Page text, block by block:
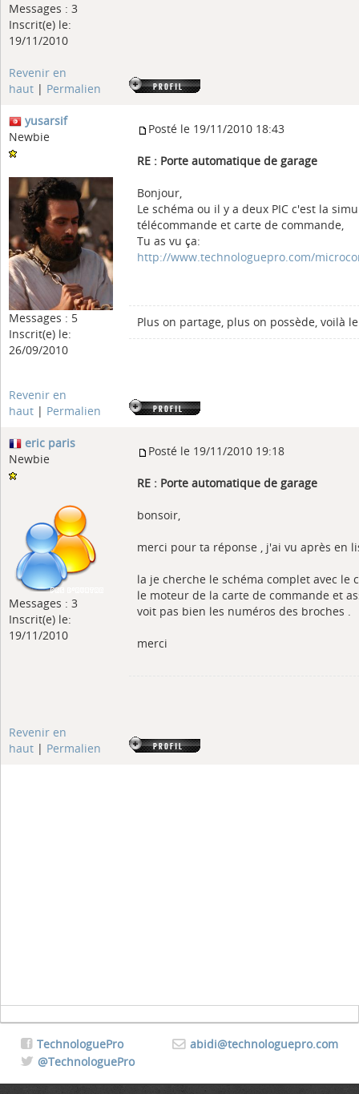
Messages : 3
Inscrit(e) le:
19/11/2010
Revenir en
haut | Permalien
yusarsif
Newbie
Messages : 5
Inscrit(e) le:
26/09/2010
Posté le 19/11/2010 18:43
RE : Porte automatique de garage
Bonjour,
Le schéma ou il y a deux PIC c'est la
télécommande et carte de commande,
Tu as vu ça:
http://www.technologuepro.com/
Plus on partage, plus on possède, voilà
Revenir en
haut | Permalien
eric paris
Newbie
Messages : 3
Inscrit(e) le:
19/11/2010
Posté le 19/11/2010 19:18
RE : Porte automatique de garage
bonsoir,
merci pour ta réponse , j'ai vu après en
la je cherche le schéma complet avec le
le moteur de la carte de commande et
voit pas bien les numéros des broches .
merci
Revenir en
haut | Permalien
abidi@technologuepro.com
TechnologuePro
@TechnologuePro